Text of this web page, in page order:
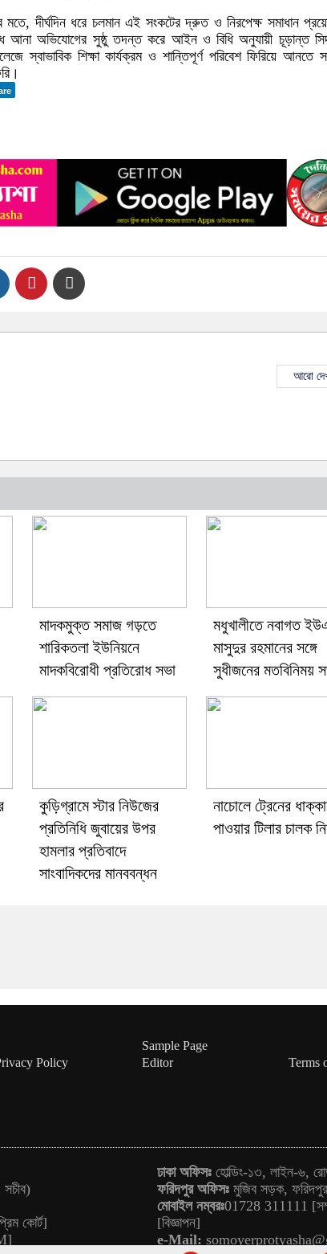
মতে, দীর্ঘদিন ধরে চলমান এই সংকটের দ্রুত ও নিরপেক্ষ সমাধান
আনা অভিযোগের সুষ্ঠু তদন্ত করে আইন ও বিধি অনুযায়ী চূড়ান্ত
স্বাভাবিক শিক্ষা কার্যক্রম ও শান্তিপূর্ণ পরিবেশ ফিরিয়ে আনতে
আরো
মাদকমুক্ত সমাজ গড়তে
শারিকতলা ইউনিয়নে
মাদকবিরোধী প্রতিরোধ সভা
মধুখালীতে নবাগত
মাসুদুর রহমানের সঙ্গে
সুধীজনের মতবিনিময়
কুড়িগ্রামে স্টার নিউজের
প্রতিনিধি জুবায়ের উপর
হামলার প্রতিবাদে
সাংবাদিকদের মানববন্ধন
নাচোলে ট্রেনের
পাওয়ার টিলার চালক
Policy
Sample Page
Editor
Terms
কোর্ট]
ঢাকা অফিসঃ হোল্ডিং-১৩, লাইন-৬,
ফরিদপুর অফিসঃ মুজিব সড়ক,
মোবাইল নম্বরঃ01728 311111
[বিজ্ঞাপন]
e-Mail: